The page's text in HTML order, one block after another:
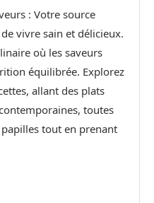
: Votre source
vivre sain et délicieux.
où les saveurs
équilibrée. Explorez
allant des plats
toutes
tout en prenant